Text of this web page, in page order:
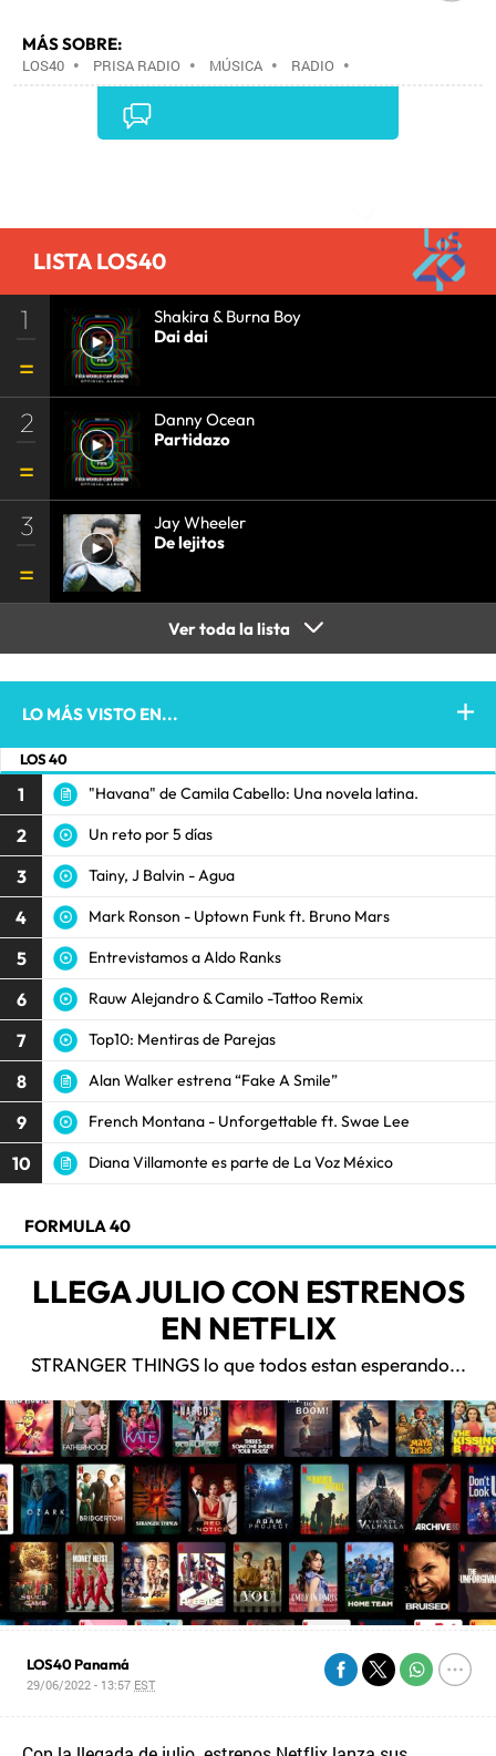
MÁS SOBRE:
LOS40 • PRISA RADIO • MÚSICA • RADIO •
GRUPO PRISA•GRUPO COMUNICACIÓN•MEDIOS
COMUNICACIÓN•
LISTA LOS40
1
Shakira & Burna Boy
Dai dai
2
Danny Ocean
Partidazo
3
Jay Wheeler
De lejitos
Ver toda la lista
LO MÁS VISTO EN...
LOS 40
1 "Havana" de Camila Cabello: Una novela latina.
2 Un reto por 5 días
3 Tainy, J Balvin - Agua
4 Mark Ronson - Uptown Funk ft. Bruno Mars
5 Entrevistamos a Aldo Ranks
6 Rauw Alejandro & Camilo -Tattoo Remix
7 Top10: Mentiras de Parejas
8 Alan Walker estrena “Fake A Smile”
9 French Montana - Unforgettable ft. Swae Lee
10 Diana Villamonte es parte de La Voz México
FORMULA 40
LLEGA JULIO CON ESTRENOS
EN NETFLIX
STRANGER THINGS lo que todos estan esperando...
LOS40 Panamá
29/06/2022 - 13:57 EST